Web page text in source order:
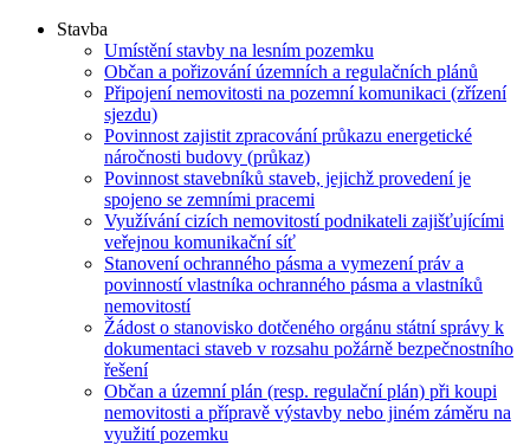
Stavba
Umístění stavby na lesním pozemku
Občan a pořizování územních a regulačních plánů
Připojení nemovitosti na pozemní komunikaci (zřízení
sjezdu)
Povinnost zajistit zpracování průkazu energetické
náročnosti budovy (průkaz)
Povinnost stavebníků staveb, jejichž provedení je
spojeno se zemními pracemi
Využívání cizích nemovitostí podnikateli zajišťujícími
veřejnou komunikační síť
Stanovení ochranného pásma a vymezení práv a
povinností vlastníka ochranného pásma a vlastníků
nemovitostí
Žádost o stanovisko dotčeného orgánu státní správy k
dokumentaci staveb v rozsahu požárně bezpečnostního
řešení
Občan a územní plán (resp. regulační plán) při koupi
nemovitosti a přípravě výstavby nebo jiném záměru na
využití pozemku